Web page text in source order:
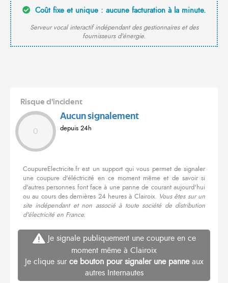
Coût fixe et unique : aucune facturation à la minute.
Serveur vocal interactif indépendant des gestionnaires et des
fournisseurs d'énergie.
Risque d'incident
0
Aucun signalement
depuis 24h
CoupureElectricite.fr est un support qui vous permet de signaler
une coupure d'éléctricité en ce moment même et de savoir si
d'autres personnes font face à une panne de courant aujourd'hui
ou au cours des dernières 24 heures à Clairoix. Vous êtes sur un
site indépendant et non associé à toute société de distribution
d'électricité en France.
Je signale publiquement une coupure en ce
moment même à Clairoix
Je clique sur ce bouton pour signaler une panneaux
autres Internautes